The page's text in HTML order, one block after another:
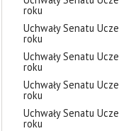
roku
Uchwały Senatu
roku
Uchwały Senatu
roku
Uchwały Senatu
roku
Uchwały Senatu
roku